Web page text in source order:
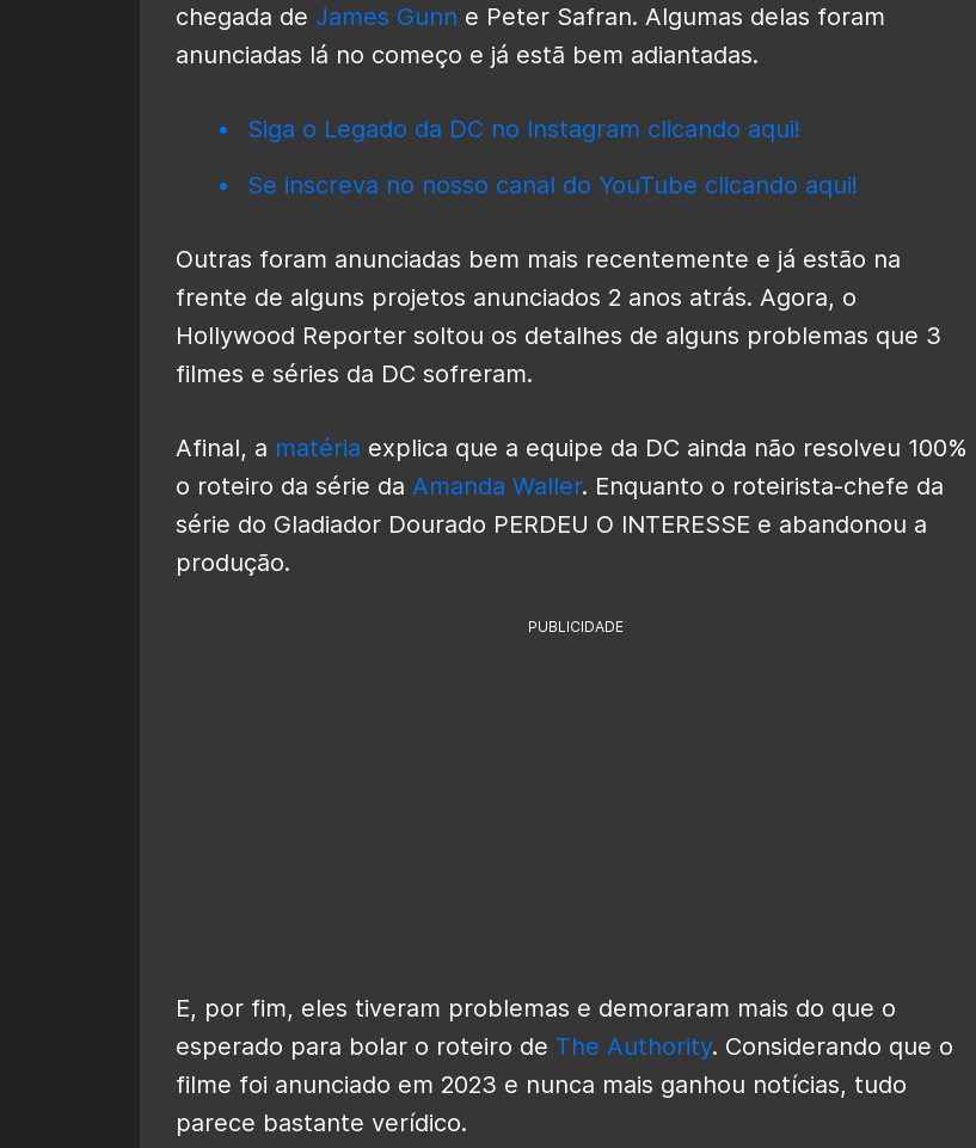
chegada de James Gunn e Peter Safran. Algumas delas foram
anunciadas lá no começo e já estã bem adiantadas.
Siga o Legado da DC no Instagram clicando aqui!
Se inscreva no nosso canal do YouTube clicando aqui!
Outras foram anunciadas bem mais recentemente e já estão na
frente de alguns projetos anunciados 2 anos atrás. Agora, o
Hollywood Reporter soltou os detalhes de alguns problemas que 3
filmes e séries da DC sofreram.
Afinal, a matéria explica que a equipe da DC ainda não resolveu 100%
o roteiro da série da Amanda Waller. Enquanto o roteirista-chefe da
série do Gladiador Dourado PERDEU O INTERESSE e abandonou a
produção.
PUBLICIDADE
E, por fim, eles tiveram problemas e demoraram mais do que o
esperado para bolar o roteiro de The Authority. Considerando que o
filme foi anunciado em 2023 e nunca mais ganhou notícias, tudo
parece bastante verídico.